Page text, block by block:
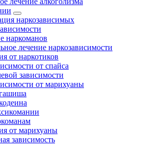
наркозависимых
наркоманов
лечение наркозависимости
от наркотиков
от спайса
зависимости
от марихуаны
от марихуаны
зависимость